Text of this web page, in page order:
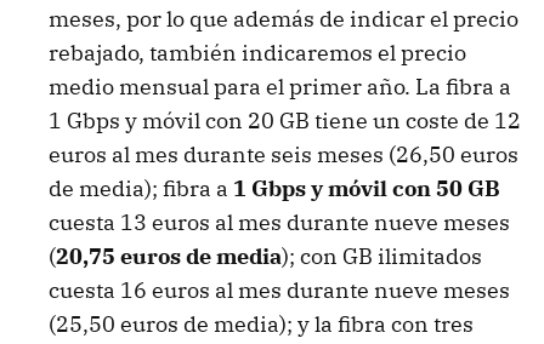
meses, por lo que además de indicar el precio
rebajado, también indicaremos el precio
medio mensual para el primer año. La fibra a
1 Gbps y móvil con 20 GB tiene un coste de 12
euros al mes durante seis meses (26,50 euros
de media); fibra a 1 Gbps y móvil con 50 GB
cuesta 13 euros al mes durante nueve meses
(20,75 euros de media); con GB ilimitados
cuesta 16 euros al mes durante nueve meses
(25,50 euros de media); y la fibra con tres